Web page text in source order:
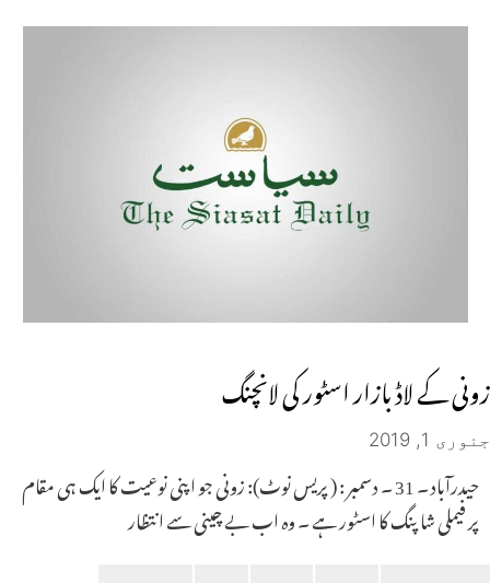
زونی کے لاڈ بازار اسٹور کی لانچنگ
جنوری 1, 2019
حیدرآباد ۔ 31 ۔ دسمبر : ( پریس نوٹ): زونی جو اپنی نوعیت کا ایک ہی مقام
پر فیملی شاپنگ کا اسٹور ہے ۔ وہ اب بے چینی سے انتظار